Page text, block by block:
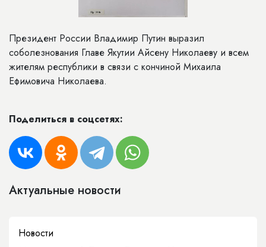
Президент России Владимир Путин выразил
соболезнования Главе Якутии Айсену Николаеву и всем
жителям республики в связи с кончиной Михаила
Ефимовича Николаева.
Поделиться в соцсетях:
Актуальные новости
Новости